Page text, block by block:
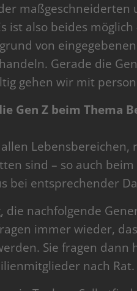
ist also beides
von
Gerade die
gehen wir mit
Gen Z beim
sind – so auch
bei entsprechender
die nachfolgende
immer wieder,
Sie fragen
nach Rat.